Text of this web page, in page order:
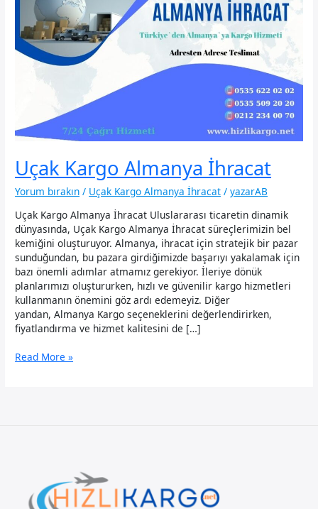
Uçak Kargo Almanya İhracat
Yorum bırakın / Uçak Kargo Almanya İhracat /yazarAB
Uçak Kargo Almanya İhracat Uluslararası ticaretin dinamik
dünyasında, Uçak Kargo Almanya İhracat süreçlerimizin bel
kemiğini oluşturuyor. Almanya, ihracat için stratejik bir pazar
sunduğundan, bu pazara girdiğimizde başarıyı yakalamak için
bazı önemli adımlar atmamız gerekiyor. İleriye dönük
planlarımızı oluştururken, hızlı ve güvenilir kargo hizmetleri
kullanmanın önemini göz ardı edemeyiz. Diğer
yandan, Almanya Kargo seçeneklerini değerlendirirken,
fiyatlandırma ve hizmet kalitesini de […]
Uçak
Read More »